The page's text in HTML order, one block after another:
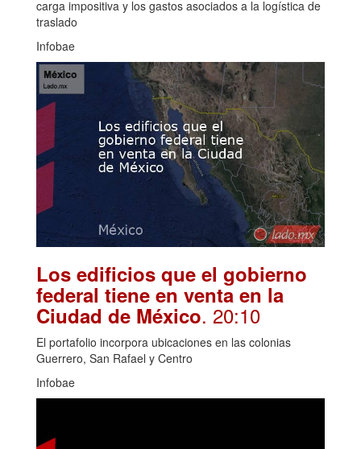
carga impositiva y los gastos asociados a la logística de
traslado
Infobae
Los edificios que el gobierno
federal tiene en venta en la
Ciudad de México. 20:10
El portafolio incorpora ubicaciones en las colonias
Guerrero, San Rafael y Centro
Infobae